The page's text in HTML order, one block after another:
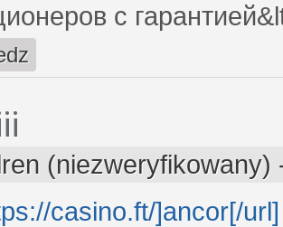
с
(niezweryfikowany)
casino.ft/]ancor[/url]